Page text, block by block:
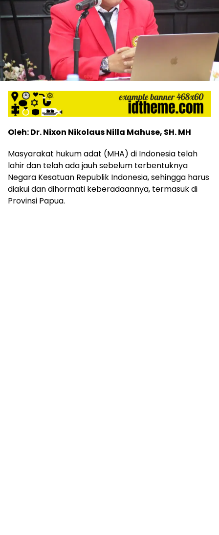
Oleh: Dr. Nixon Nikolaus Nilla Mahuse, SH. MH
Masyarakat hukum adat (MHA) di Indonesia telah
lahir dan telah ada jauh sebelum terbentuknya
Negara Kesatuan Republik Indonesia, sehingga harus
diakui dan dihormati keberadaannya, termasuk di
Provinsi Papua.